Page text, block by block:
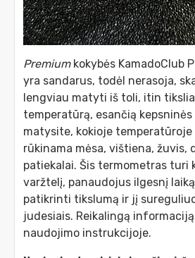
Premium kokybės KamadoClub
yra sandarus, todėl nerasoja,
lengviau matyti iš toli, itin
temperatūrą, esančią
matysite, kokioje temperatūroje
rūkinama mėsa, vištiena, žuvis,
patiekalai. Šis termometras turi
varžtelį, panaudojus ilgesnį
patikrinti tikslumą ir jį
judesiais. Reikalingą
naudojimo instrukcijoje.